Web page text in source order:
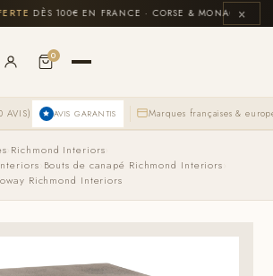
DÈS 100€ EN FRANCE · CORSE & MONACO INCLUS
×
0
AVIS) AVIS GARANTIS Marques françaises &
Richmond Interiors
Bouts de canapé Richmond Interiors
Richmond Interiors
prix
actuel